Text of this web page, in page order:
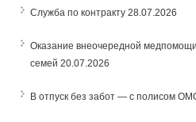
Служба по контракту 28.07.2026
Оказание внеочередной
семей 20.07.2026
В отпуск без забот — с полисом